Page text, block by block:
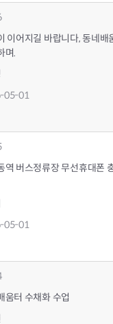
이어지길 바랍니다, 동네배
며.
05-01
역 버스정류장 무선휴대폰
05-01
움터 수채화 수업